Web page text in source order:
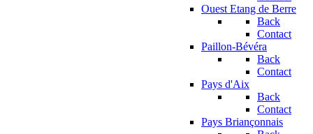
Ouest Etang de Berre
Back
Contact
Paillon-Bévéra
Back
Contact
Pays d'Aix
Back
Contact
Pays Briançonnais